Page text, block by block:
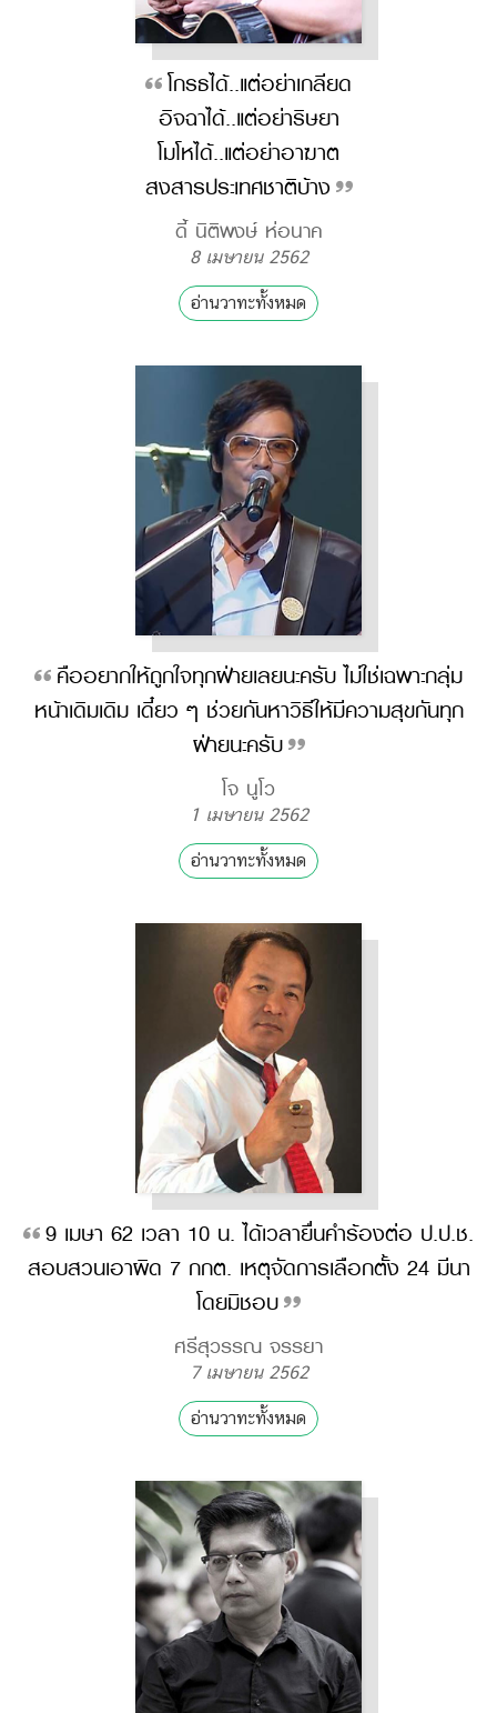
โกรธได้..แต่อย่าเกลียด
อิจฉาได้..แต่อย่าริษยา
โมโหได้..แต่อย่าอาฆาต
สงสารประเทศชาติบ้าง
ดี้ นิติพงษ์ ห่อนาค
8 เมษายน 2562
อ่านวาทะทั้งหมด
คืออยากให้ถูกใจทุกฝ่ายเลยนะครับ ไม่ใช่เฉพาะกลุ่ม
หน้าเดิมเดิม เดี๋ยว ๆ ช่วยกันหาวิธีให้มีความสุขกันทุก
ฝ่ายนะครับ
โจ นูโว
1 เมษายน 2562
อ่านวาทะทั้งหมด
9 เมษา 62 เวลา 10 น. ได้เวลายื่นคำร้องต่อ ป.ป.ช.
สอบสวนเอาผิด 7 กกต. เหตุจัดการเลือกตั้ง 24 มีนา
โดยมิชอบ
ศรีสุวรรณ จรรยา
7 เมษายน 2562
อ่านวาทะทั้งหมด